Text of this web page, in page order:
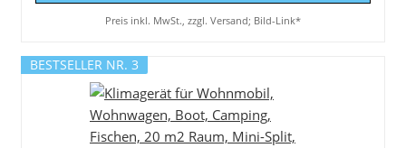
Preis inkl. MwSt., zzgl. Versand; Bild-Link*
BESTSELLER NR. 3